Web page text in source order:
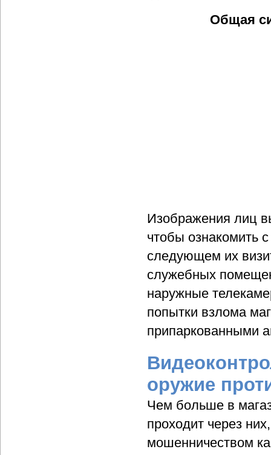
Общая
Изображения лиц
чтобы ознакомить
следующем их
служебных
наружные
попытки взлома
припаркованными
оружие
Чем больше в
проходит через
мошенничеством